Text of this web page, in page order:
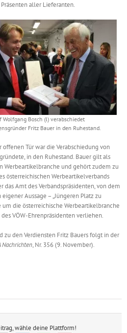
aller Lieferanten.
Wolfgang Bosch (l) verabschiedet
Fritz Bauer in den Ruhestand.
Tür war die Verabschiedung von
in den Ruhestand. Bauer gilt als
Werbeartikelbranche und gehört zudem zu
österreichischen Werbeartikelverbands
das Amt des Verbandspräsidenten, von dem
Aussage – „Jüngeren Platz zu
um die österreichische Werbeartikelbranche
VÖW-Ehrenpräsidenten verliehen.
zu den Verdiensten Fritz Bauers folgt in der
Nachrichten, Nr. 356 (9. November).
wähle deine Plattform!